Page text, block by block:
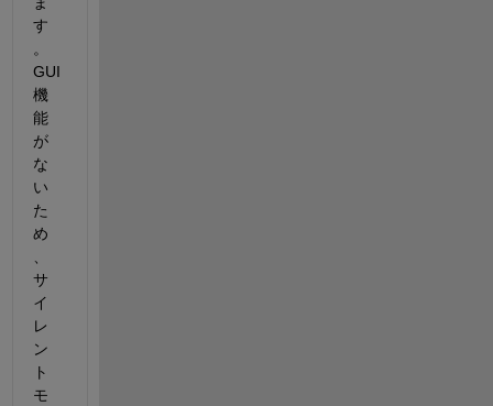
す
。
GUI
機
能
が
な
い
た
め
サ
イ
レ
ン
ト
モ